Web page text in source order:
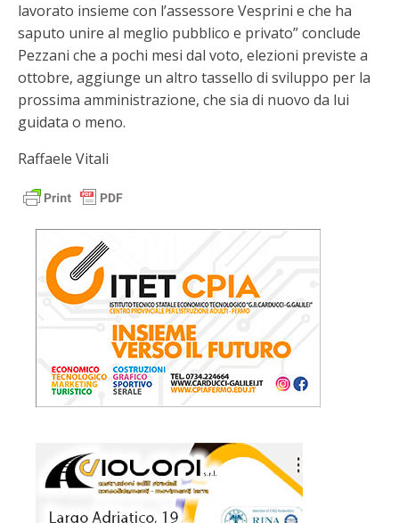
lavorato insieme con l’assessore Vesprini e che ha
saputo unire al meglio pubblico e privato” conclude
Pezzani che a pochi mesi dal voto, elezioni previste a
ottobre, aggiunge un altro tassello di sviluppo per la
prossima amministrazione, che sia di nuovo da lui
guidata o meno.
Raffaele Vitali